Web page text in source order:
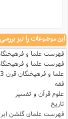
این موضوعات را نیز
فهرست علما و
فهرست علما و
علما و فرهیختگان قرن 13
فقه
علوم قرآن و تفسیر
تاریخ
فهرست علمای گلشن